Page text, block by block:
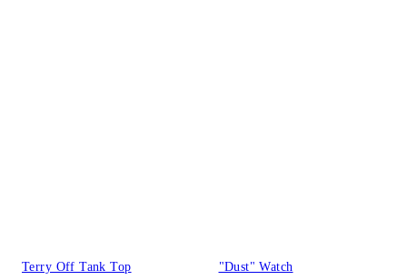
Terry Off Tank Top "Dust" Watch